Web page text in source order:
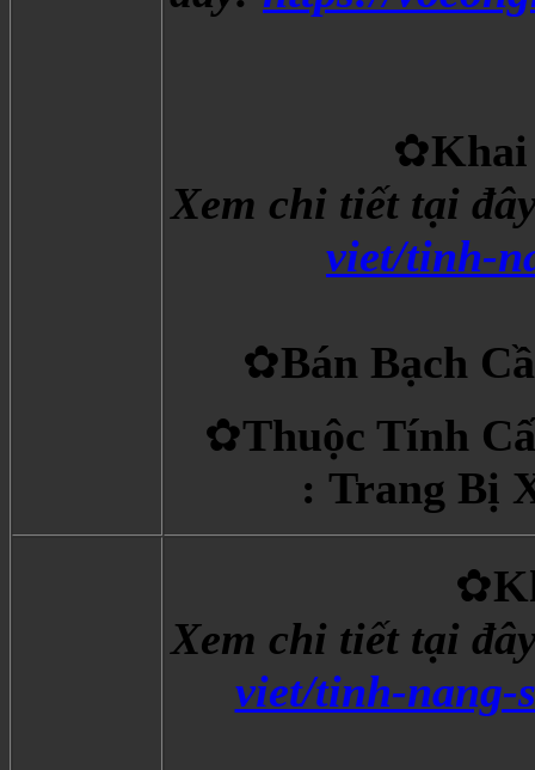
✿
Xem chi tiết tại
viet/tinh-
✿Bán Bạch
✿Thuộc Tính
: Trang Bị
✿
Xem chi tiết tại
viet/tinh-nang-